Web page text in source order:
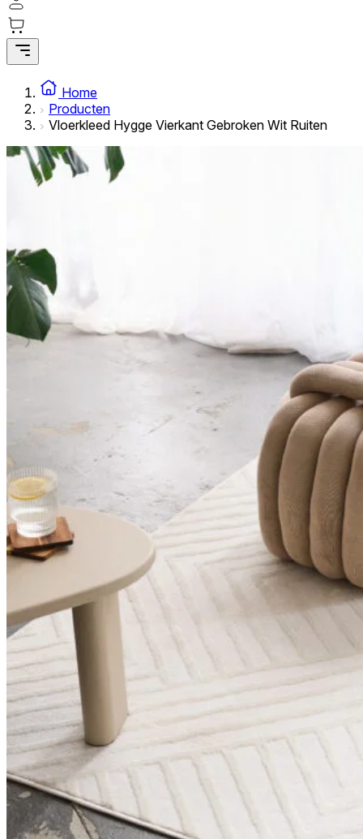
Home
Producten
Vloerkleed Hygge Vierkant Gebroken Wit Ruiten
Statistische cookies helpen website-eigenaren te begrijpen hoe bezoekers
informatie te verzamelen en te rapporteren.
Marketing
Marketingcookies worden gebruikt om gebruikers over websites te
geven die relevant en interessant zijn voor de individuele gebruiker en
en externe adverteerders.
Niet-geclassificeerd
Niet-geclassificeerde cookies zijn cookies die in het proces van